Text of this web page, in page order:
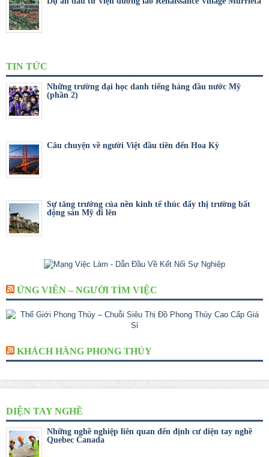
TIN TỨC
Những trường đại học danh tiếng hàng đầu nước Mỹ
(phần 2)
Câu chuyện về người Việt đầu tiên đến Hoa Kỳ
Sự tăng trưởng của nền kinh tế thúc đẩy thị trường bất
động sản Mỹ đi lên
ỨNG VIÊN – NGƯỜI TÌM VIỆC
KHÁCH HÀNG PHONG THỦY
DIỆN TAY NGHỀ
Những nghề nghiệp liên quan đến định cư diện tay nghề
Quebec Canada